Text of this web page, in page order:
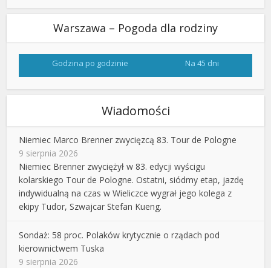
Warszawa – Pogoda dla rodziny
Godzina po godzinie Na 45 dni
Wiadomości
Niemiec Marco Brenner zwycięzcą 83. Tour de Pologne
9 sierpnia 2026
Niemiec Brenner zwyciężył w 83. edycji wyścigu
kolarskiego Tour de Pologne. Ostatni, siódmy etap, jazdę
indywidualną na czas w Wieliczce wygrał jego kolega z
ekipy Tudor, Szwajcar Stefan Kueng.
Sondaż: 58 proc. Polaków krytycznie o rządach pod
kierownictwem Tuska
9 sierpnia 2026